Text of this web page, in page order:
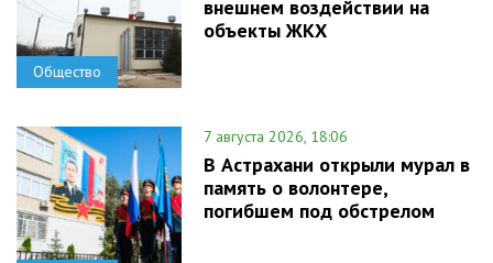
Общество
внешнем воздействии на
объекты ЖКХ
7 августа 2026, 18:06
В Астрахани открыли мурал в
память о волонтере,
погибшем под обстрелом